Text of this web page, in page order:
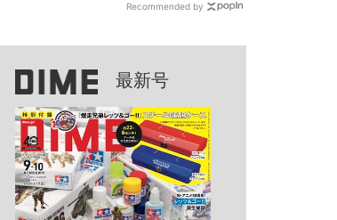
Recommended by
最新号